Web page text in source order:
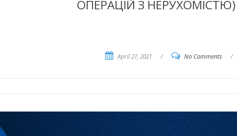
ОПЕРАЦІЙ З
April 27, 2021 / No Comments /